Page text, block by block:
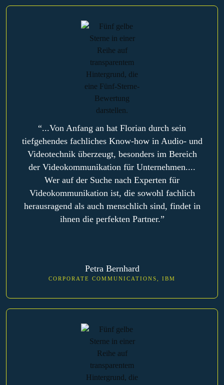
“...Von Anfang an hat Florian durch sein
tiefgehendes fachliches Know-how in Audio- und
Videotechnik überzeugt, besonders im Bereich
der Videokommunikation für Unternehmen....
Wer auf der Suche nach Experten für
Videokommunikation ist, die sowohl fachlich
herausragend als auch menschlich sind, findet in
ihnen die perfekten Partner.”
Petra Bernhard
CORPORATE COMMUNICATIONS, IBM